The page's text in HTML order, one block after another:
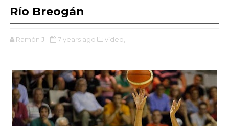
Río Breogán
Ramón J. 7 years ago vídeo,